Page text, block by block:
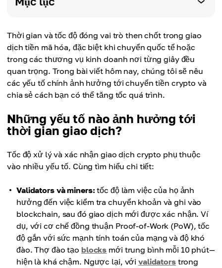
Thời gian và tốc độ đóng vai trò then chốt trong giao
dịch tiền mã hóa, đặc biệt khi chuyển quốc tế hoặc
trong các thương vụ kinh doanh nơi từng giây đều
quan trọng. Trong bài viết hôm nay, chúng tôi sẽ nêu
các yếu tố chính ảnh hưởng tới chuyển tiền crypto và
chia sẻ cách bạn có thể tăng tốc quá trình.
Những yếu tố nào ảnh hưởng tới
thời gian giao dịch?
Tốc độ xử lý và xác nhận giao dịch crypto phụ thuộc
vào nhiều yếu tố. Cùng tìm hiểu chi tiết:
Validators và miners: tốc độ làm việc của họ ảnh
hưởng đến việc kiểm tra chuyển khoản và ghi vào
blockchain, sau đó giao dịch mới được xác nhận. Ví
dụ, với cơ chế đồng thuận Proof-of-Work (PoW), tốc
độ gắn với sức mạnh tính toán của mạng và độ khó
đào. Thợ đào tạo blocks mới trung bình mỗi 10 phút—
hiện là khá chậm. Ngược lại, vớivalidatorstrong